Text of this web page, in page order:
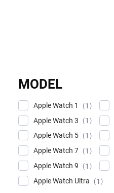
MODEL
Apple Watch 1 1
Apple Watch 3
1
Apple Watch 5
1
Apple Watch 7
1
Apple Watch 9
1
Apple Watch Ultra
1